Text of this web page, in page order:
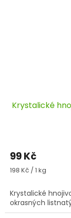
Krystalické
99 Kč
Měrná
198 Kč / 1 kg
Krystalické
okrasných